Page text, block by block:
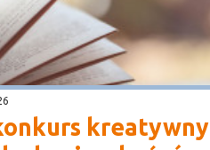
kreatywny